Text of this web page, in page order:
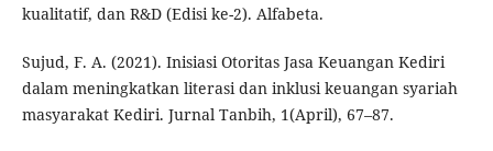
kualitatif, dan R&D (Edisi ke-2). Alfabeta.
Sujud, F. A. (2021). Inisiasi Otoritas Jasa Keuangan Kediri
dalam meningkatkan literasi dan inklusi keuangan syariah
masyarakat Kediri. Jurnal Tanbih, 1(April), 67–87.